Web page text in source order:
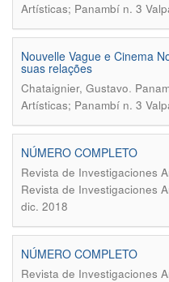
Artísticas; Panambí n. 3
Nouvelle Vague e Cinema
suas relações
Chataignier, Gustavo.
Artísticas; Panambí n. 3
NÚMERO COMPLETO
Revista de Investigaciones
Revista de Investigaciones
dic. 2018
NÚMERO COMPLETO
Revista de Investigaciones